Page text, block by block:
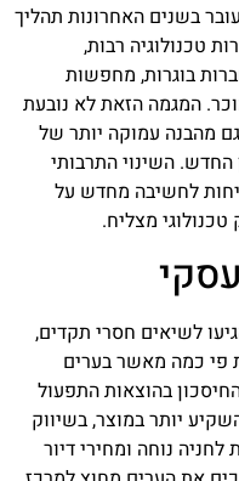
בשנים האחרונות תהליך
טכנולוגיה רבות,
בוגרות, מחפשות
המגמה הזאת לא נובעת
מהבנה עמוקה יותר של
החדש. השינוי התרבותי
לחשיבה מחדש על
מצליח.
עסקי
לשיאים חסרי תקדים,
פי כמה מאשר בערים
בהוצאות התפעול
יותר במוצר, בשיווק
נוחה ומחירי דיור